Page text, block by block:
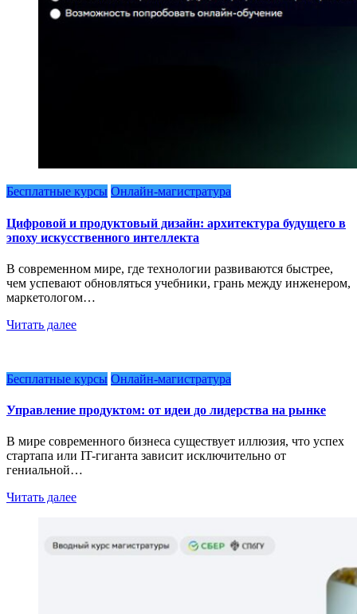
Бесплатные курсы Онлайн-магистратура
Цифровой и продуктовый дизайн: архитектура будущего в
эпоху искусственного интеллекта
В современном мире, где технологии развиваются быстрее,
чем успевают обновляться учебники, грань между инженером,
маркетологом…
Читать далее
Бесплатные курсы Онлайн-магистратура
Управление продуктом: от идеи до лидерства на рынке
В мире современного бизнеса существует иллюзия, что успех
стартапа или IT-гиганта зависит исключительно от
гениальной…
Читать далее